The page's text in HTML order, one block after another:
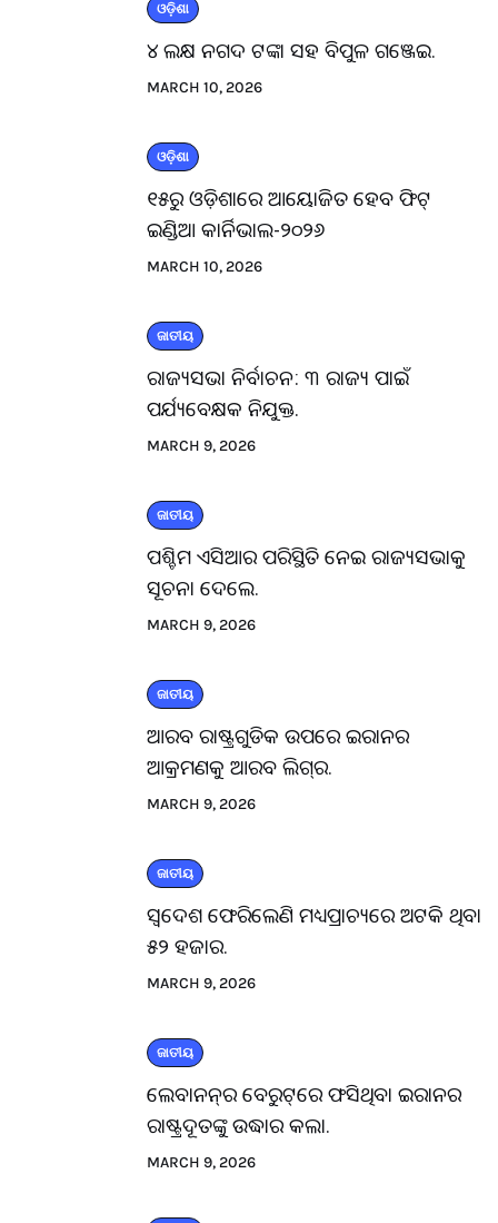
ଓଡ଼ିଶା
୪ ଲକ୍ଷ ନଗଦ ଟଙ୍କା ସହ ବିପୁଳ ଗଞ୍ଜେଇ.
MARCH 10, 2026
ଓଡ଼ିଶା
୧୫ରୁ ଓଡ଼ିଶାରେ ଆୟୋଜିତ ହେବ ଫିଟ୍
ଇଣ୍ଡିଆ କାର୍ନିଭାଲ-୨୦୨୬
MARCH 10, 2026
ଜାତୀୟ
ରାଜ୍ୟସଭା ନିର୍ବାଚନ: ୩ ରାଜ୍ୟ ପାଇଁ
ପର୍ଯ୍ୟବେକ୍ଷକ ନିଯୁକ୍ତ.
MARCH 9, 2026
ଜାତୀୟ
ପଶ୍ଚିମ ଏସିଆର ପରିସ୍ଥିତି ନେଇ ରାଜ୍ୟସଭାକୁ
ସୂଚନା ଦେଲେ.
MARCH 9, 2026
ଜାତୀୟ
ଆରବ ରାଷ୍ଟ୍ରଗୁଡିକ ଉପରେ ଇରାନର
ଆକ୍ରମଣକୁ ଆରବ ଲିଗ୍‌ର.
MARCH 9, 2026
ଜାତୀୟ
ସ୍ବଦେଶ ଫେରିଲେଣି ମଧ୍ୟପ୍ରାଚ୍ୟରେ ଅଟକି ଥିବା
୫୨ ହଜାର.
MARCH 9, 2026
ଜାତୀୟ
ଲେବାନନ୍‌ର ବେରୁଟ୍‌ରେ ଫସିଥିବା ଇରାନର
ରାଷ୍ଟ୍ରଦୂତଙ୍କୁ ଉଦ୍ଧାର କଲା.
MARCH 9, 2026